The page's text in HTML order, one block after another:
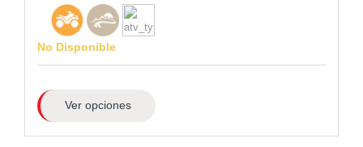
No Disponible
Ver opciones